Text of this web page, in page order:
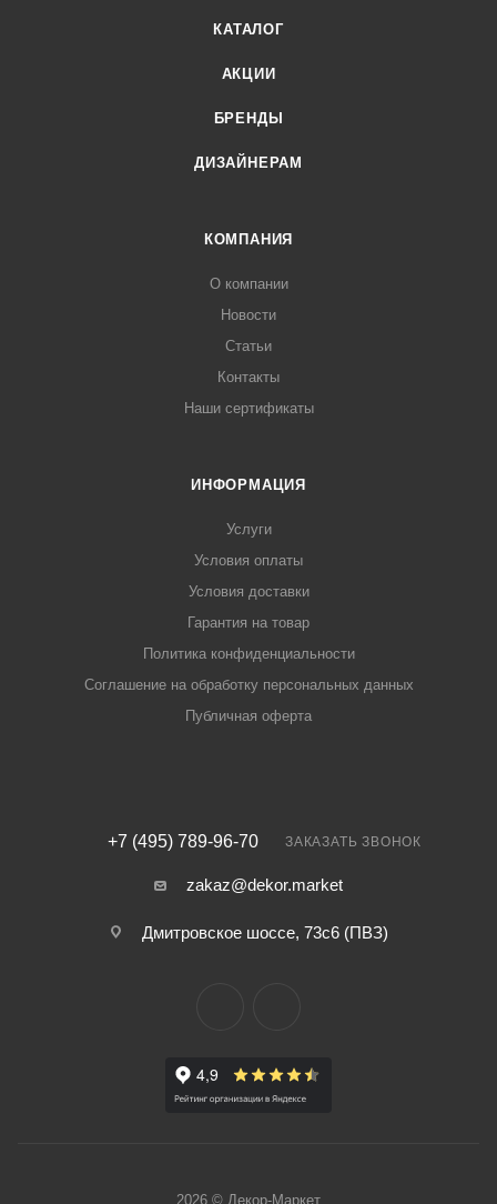
КАТАЛОГ
АКЦИИ
БРЕНДЫ
ДИЗАЙНЕРАМ
КОМПАНИЯ
О компании
Новости
Статьи
Контакты
Наши сертификаты
ИНФОРМАЦИЯ
Услуги
Условия оплаты
Условия доставки
Гарантия на товар
Политика конфиденциальности
Соглашение на обработку персональных данных
Публичная оферта
+7 (495) 789-96-70 ЗАКАЗАТЬ ЗВОНОК
zakaz@dekor.market
Дмитровское шоссе, 73с6 (ПВЗ)
2026 © Декор-Маркет